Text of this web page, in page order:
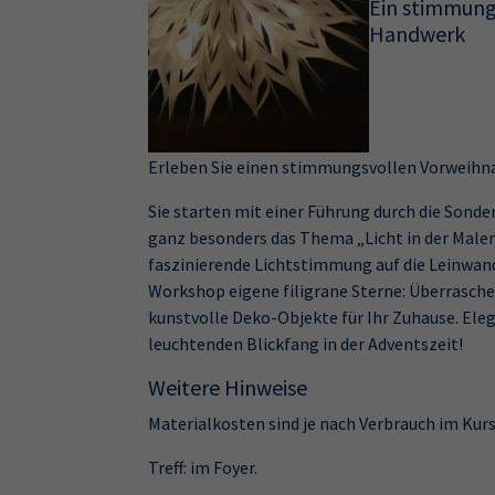
Ein
Handwerk
Erleben Sie einen stimmungsvollen
Sie starten mit einer Führung durch die
ganz besonders das Thema „Licht in der
faszinierende Lichtstimmung auf die
Workshop eigene filigrane Sterne:
kunstvolle Deko-Objekte für Ihr Zuhause.
leuchtenden Blickfang in der Adventszeit!
Weitere Hinweise
Materialkosten sind je nach Verbrauch im
Treff: im Foyer.